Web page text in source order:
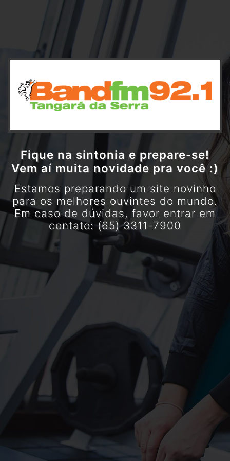
Fique na sintonia e prepare-se!
Vem aí muita novidade pra você :)
Estamos preparando um site novinho
para os melhores ouvintes do mundo.
Em caso de dúvidas, favor entrar em
contato: (65) 3311-7900